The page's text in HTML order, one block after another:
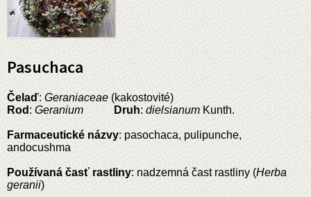
Pasuchaca
Čelaď: Geraniaceae (kakostovité)
Rod : Geranium Druh: dielsianum Kunth.
Farmaceutické názvy: pasochaca, pulipunche,
andocushma
Používaná časť rastliny: nadzemná čast rastliny (Herba
geranii)